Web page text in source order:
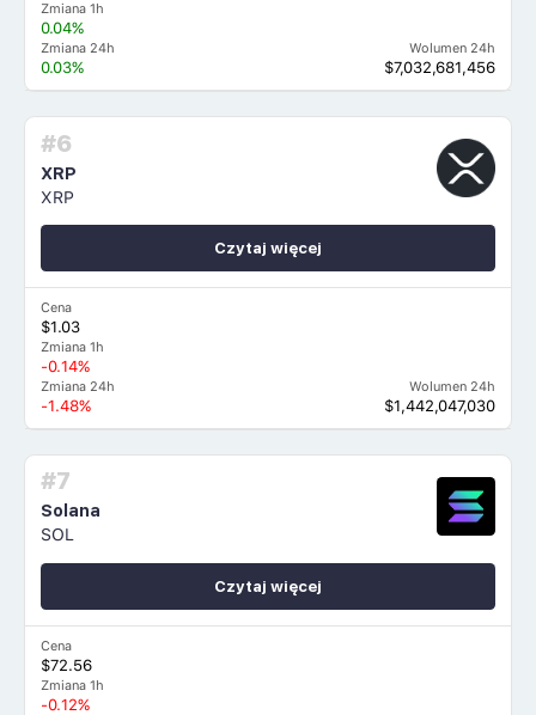
Zmiana 1h
0.04%
Zmiana 24h
0.03%
Wolumen 24h
$7,032,681,456
#6
XRP
XRP
Cena
$1.03
Zmiana 1h
-0.14%
Zmiana 24h
-1.48%
Wolumen 24h
$1,442,047,030
Czytaj więcej
#7
Solana
SOL
Cena
$72.56
Zmiana 1h
-0.12%
Czytaj więcej